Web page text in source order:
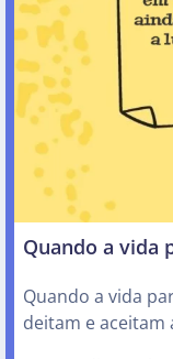
Quando a vida
Quando a vida
deitam e aceitam